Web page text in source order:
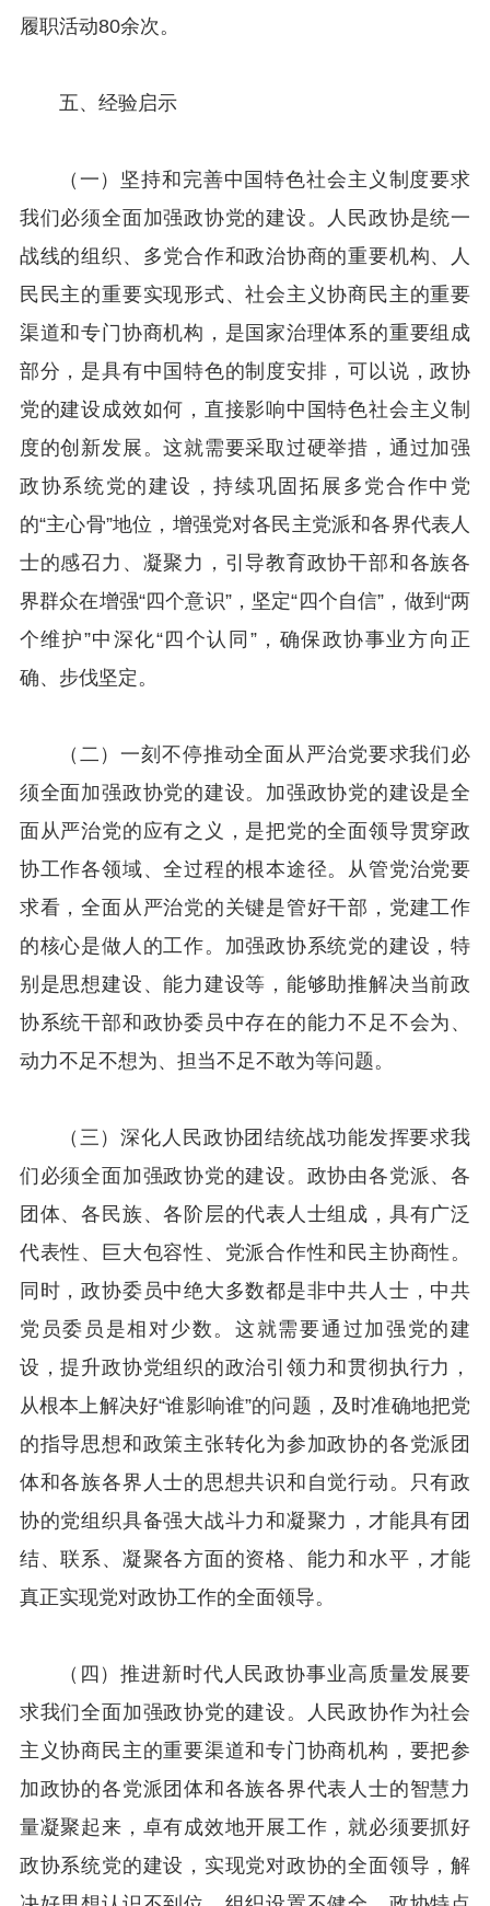
履职活动80余次。
五、经验启示
（一）坚持和完善中国特色社会主义制度要求
我们必须全面加强政协党的建设。人民政协是统一
战线的组织、多党合作和政治协商的重要机构、人
民民主的重要实现形式、社会主义协商民主的重要
渠道和专门协商机构，是国家治理体系的重要组成
部分，是具有中国特色的制度安排，可以说，政协
党的建设成效如何，直接影响中国特色社会主义制
度的创新发展。这就需要采取过硬举措，通过加强
政协系统党的建设，持续巩固拓展多党合作中党
的“主心骨”地位，增强党对各民主党派和各界代表人
士的感召力、凝聚力，引导教育政协干部和各族各
界群众在增强“四个意识”，坚定“四个自信”，做到“两
个维护”中深化“四个认同”，确保政协事业方向正
确、步伐坚定。
（二）一刻不停推动全面从严治党要求我们必
须全面加强政协党的建设。加强政协党的建设是全
面从严治党的应有之义，是把党的全面领导贯穿政
协工作各领域、全过程的根本途径。从管党治党要
求看，全面从严治党的关键是管好干部，党建工作
的核心是做人的工作。加强政协系统党的建设，特
别是思想建设、能力建设等，能够助推解决当前政
协系统干部和政协委员中存在的能力不足不会为、
动力不足不想为、担当不足不敢为等问题。
（三）深化人民政协团结统战功能发挥要求我
们必须全面加强政协党的建设。政协由各党派、各
团体、各民族、各阶层的代表人士组成，具有广泛
代表性、巨大包容性、党派合作性和民主协商性。
同时，政协委员中绝大多数都是非中共人士，中共
党员委员是相对少数。这就需要通过加强党的建
设，提升政协党组织的政治引领力和贯彻执行力，
从根本上解决好“谁影响谁”的问题，及时准确地把党
的指导思想和政策主张转化为参加政协的各党派团
体和各族各界人士的思想共识和自觉行动。只有政
协的党组织具备强大战斗力和凝聚力，才能具有团
结、联系、凝聚各方面的资格、能力和水平，才能
真正实现党对政协工作的全面领导。
（四）推进新时代人民政协事业高质量发展要
求我们全面加强政协党的建设。人民政协作为社会
主义协商民主的重要渠道和专门协商机构，要把参
加政协的各党派团体和各族各界代表人士的智慧力
量凝聚起来，卓有成效地开展工作，就必须要抓好
政协系统党的建设，实现党对政协的全面领导，解